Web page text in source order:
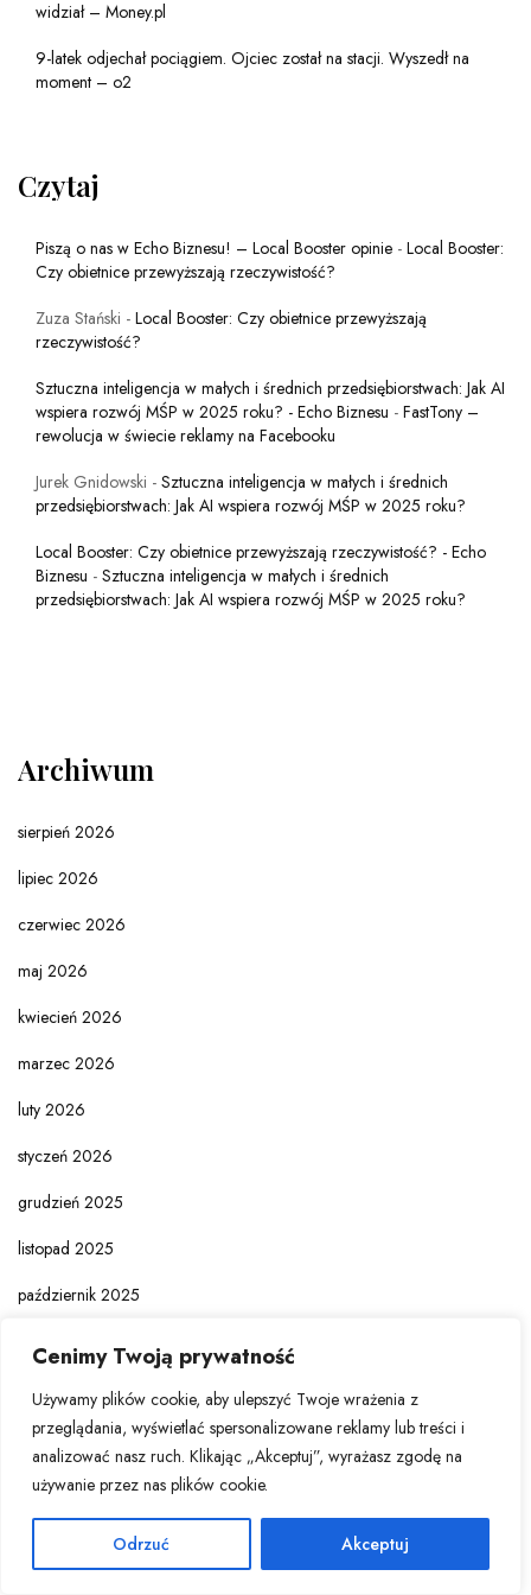
Cenimy Twoją prywatność
Używamy plików cookie, aby ulepszyć Twoje wrażenia z
przeglądania, wyświetlać spersonalizowane reklamy lub treści i
analizować nasz ruch. Klikając „Akceptuj”, wyrażasz zgodę na
używanie przez nas plików cookie.
Odrzuć Akceptuj
widział – Money.pl
9-latek odjechał pociągiem. Ojciec został na stacji. Wyszedł na
moment – o2
Czytaj
Piszą o nas w Echo Biznesu! – Local Booster opinie - Local Booster:
Czy obietnice przewyższają rzeczywistość?
Zuza Stański - Local Booster: Czy obietnice przewyższają
rzeczywistość?
Sztuczna inteligencja w małych i średnich przedsiębiorstwach: Jak AI
wspiera rozwój MŚP w 2025 roku? - Echo Biznesu - FastTony –
rewolucja w świecie reklamy na Facebooku
Jurek Gnidowski - Sztuczna inteligencja w małych i średnich
przedsiębiorstwach: Jak AI wspiera rozwój MŚP w 2025 roku?
Local Booster: Czy obietnice przewyższają rzeczywistość? - Echo
Biznesu - Sztuczna inteligencja w małych i średnich
przedsiębiorstwach: Jak AI wspiera rozwój MŚP w 2025 roku?
Archiwum
sierpień 2026
lipiec 2026
czerwiec 2026
maj 2026
kwiecień 2026
marzec 2026
luty 2026
styczeń 2026
grudzień 2025
listopad 2025
październik 2025
sierpień 2025
lipiec 2025
czerwiec 2025
maj 2025
kwiecień 2025